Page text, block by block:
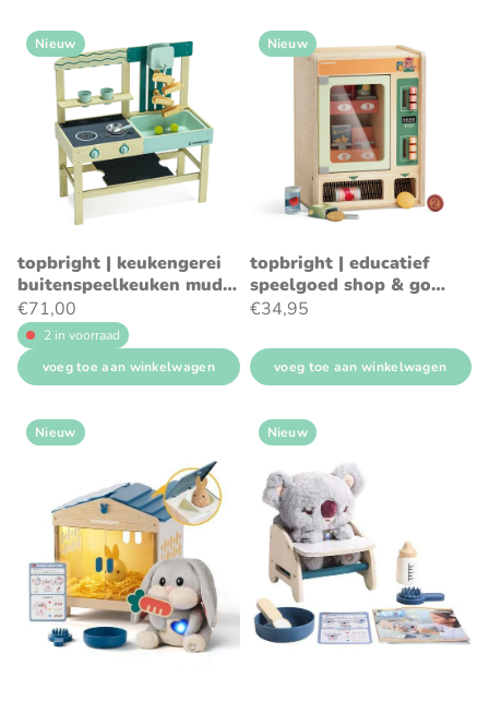
Nieuw
topbright | keukengerei
buitenspeelkeuken mud
kitchen
€71,00
2 in voorraad
voeg toe aan winkelwagen
Nieuw
topbright | educatief
speelgoed shop & go
vending machine
€34,95
voeg toe aan winkelwagen
Nieuw Nieuw